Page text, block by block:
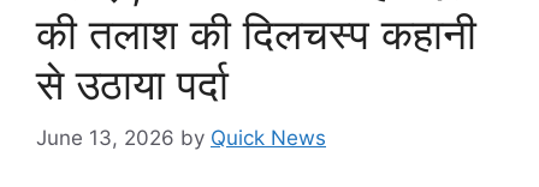
की तलाश की दिलचस्प कहानी
से उठाया पर्दा
June 13, 2026 by Quick News